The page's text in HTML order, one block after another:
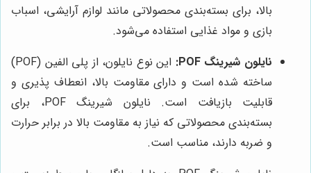
بالا، برای بسته‌بندی محصولاتی مانند لوازم آرایشی، اسباب
بازی و مواد غذایی استفاده می‌شود.
نایلون شیرینگ POF:
این نوع نایلون، از پلی الفین (POF)
ساخته شده است و دارای مقاومت بالا، انعطاف پذیری و
قابلیت بازیافت است. نایلون شیرینگ POF، برای
بسته‌بندی محصولاتی که نیاز به مقاومت بالا در برابر حرارت
و ضربه دارند، مناسب است.